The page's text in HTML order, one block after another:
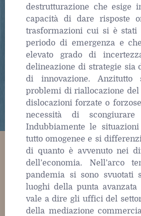
destrutturazione che esige
capacità di dare risposte
trasformazioni cui si è stati
periodo di emergenza e
elevato grado di
delineazione di strategie sia
di innovazione. Anzitutto
problemi di riallocazione del
dislocazioni forzate o
necessità di scongiurare
Indubbiamente le
tutto omogenee e si
di quanto è avvenuto nei
dell’economia. Nell’arco
pandemia si sono svuotati
luoghi della punta avanzata
vale a dire gli uffici del
della mediazione